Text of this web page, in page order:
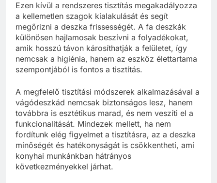
Ezen kívül a rendszeres tisztítás megakadályozza
a kellemetlen szagok kialakulását és segít
megőrizni a deszka frissességét. A fa deszkák
különösen hajlamosak beszívni a folyadékokat,
amik hosszú távon károsíthatják a felületet, így
nemcsak a higiénia, hanem az eszköz élettartama
szempontjából is fontos a tisztítás.
A megfelelő tisztítási módszerek alkalmazásával a
vágódeszkád nemcsak biztonságos lesz, hanem
továbbra is esztétikus marad, és nem veszíti el a
funkcionalitását. Mindezek mellett, ha nem
fordítunk elég figyelmet a tisztításra, az a deszka
minőségét és hatékonyságát is csökkentheti, ami
konyhai munkánkban hátrányos
következményekkel járhat.